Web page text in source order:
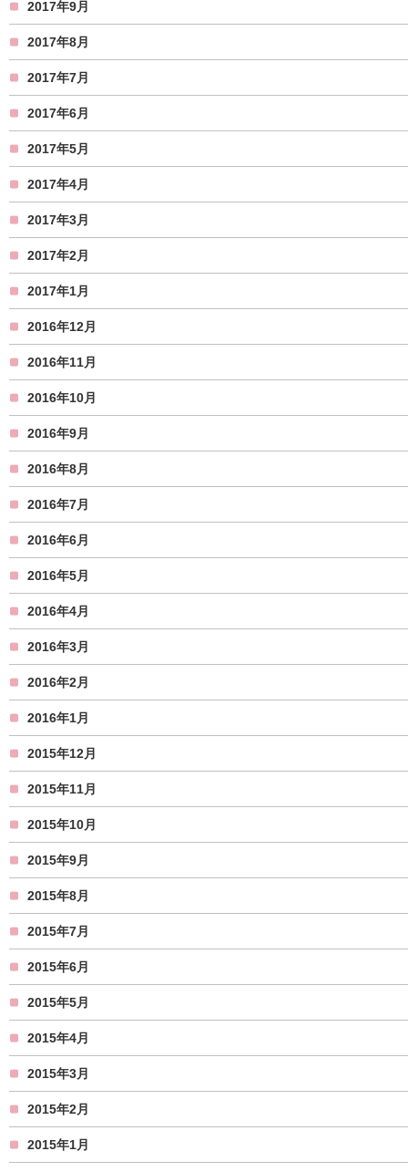
2017年9月
2017年8月
2017年7月
2017年6月
2017年5月
2017年4月
2017年3月
2017年2月
2017年1月
2016年12月
2016年11月
2016年10月
2016年9月
2016年8月
2016年7月
2016年6月
2016年5月
2016年4月
2016年3月
2016年2月
2016年1月
2015年12月
2015年11月
2015年10月
2015年9月
2015年8月
2015年7月
2015年6月
2015年5月
2015年4月
2015年3月
2015年2月
2015年1月